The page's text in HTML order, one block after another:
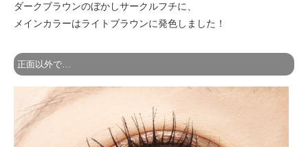
ダークブラウンのぼかしサークルフチに、
メインカラーはライトブラウンに発色しました！
正面以外で…